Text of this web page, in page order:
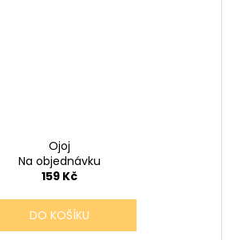
Ojoj
Na objednávku
159 Kč
DO KOŠÍKU